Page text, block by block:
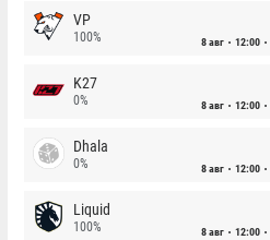
VP
100% 8 авг 12:00
K27
0% 8 авг 12:00
Dhala
0% 8 авг 12:00
Liquid
100% 8 авг 12:00